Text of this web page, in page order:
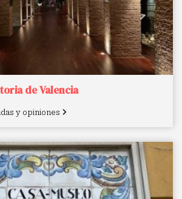
de Valencia
y opiniones